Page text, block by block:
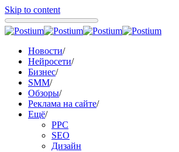
Skip to content
Новости/
Нейросети/
Бизнес/
SMM/
Обзоры/
Реклама на сайте/
Ещё/
PPC
SEO
Дизайн